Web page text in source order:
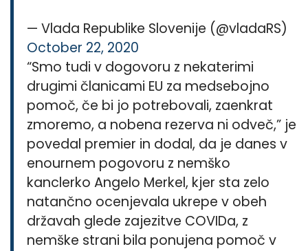
— Vlada Republike Slovenije (@vladaRS)
October 22, 2020
“Smo tudi v dogovoru z nekaterimi
drugimi članicami EU za medsebojno
pomoč, če bi jo potrebovali, zaenkrat
zmoremo, a nobena rezerva ni odveč,” je
povedal premier in dodal, da je danes v
enournem pogovoru z nemško
kanclerko Angelo Merkel, kjer sta zelo
natančno ocenjevala ukrepe v obeh
državah glede zajezitve COVIDa, z
nemške strani bila ponujena pomoč v